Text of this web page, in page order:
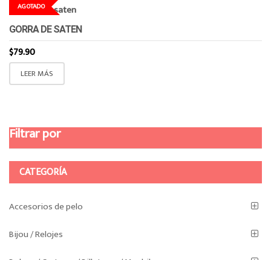
AGOTADO
GORRA DE SATEN
$79.90
LEER MÁS
Filtrar por
CATEGORÍA
Accesorios de pelo
Bijou / Relojes